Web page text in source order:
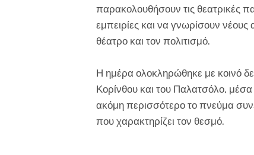
παρακολουθήσουν τις θεατρικές
εμπειρίες και να γνωρίσουν
θέατρο και τον πολιτισμό.
Η ημέρα ολοκληρώθηκε με κοινό
Κορίνθου και του Παλατσόλο, μέσα
ακόμη περισσότερο το πνεύμα
που χαρακτηρίζει τον θεσμό.